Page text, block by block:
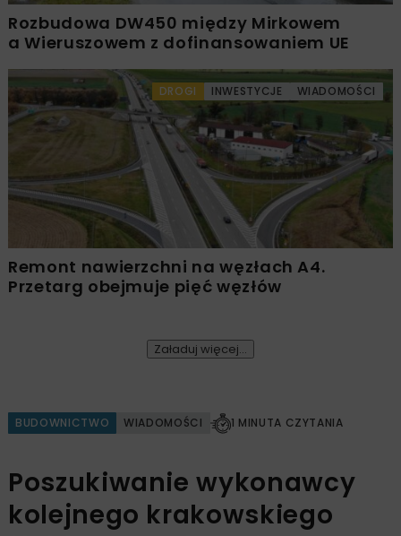
Rozbudowa DW450 między Mirkowem
a Wieruszowem z dofinansowaniem UE
DROGI INWESTYCJE WIADOMOŚCI
Remont nawierzchni na węzłach A4.
Przetarg obejmuje pięć węzłów
Załaduj więcej...
BUDOWNICTWO WIADOMOŚCI 1 MINUTA CZYTANIA
Poszukiwanie wykonawcy
kolejnego krakowskiego